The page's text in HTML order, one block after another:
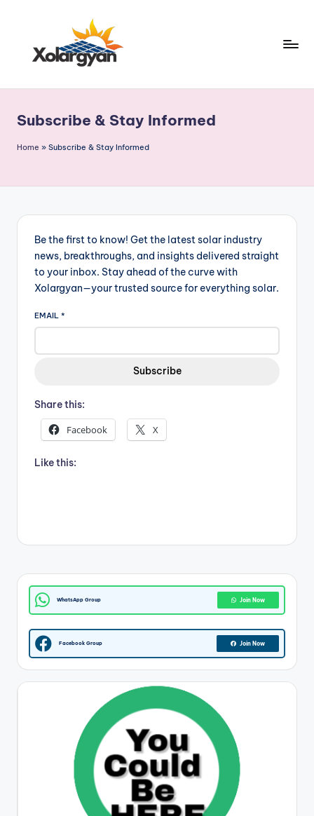
content
l
a
y
n.
o
m
Subscribe & Stay Informed
Home » Subscribe & Stay Informed
Be the first to know! Get the latest solar industry
news, breakthroughs, and insights delivered straight
to your inbox. Stay ahead of the curve with
Xolargyan—your trusted source for everything solar.
EMAIL *
Subscribe
Share this:
Facebook X
Like this:
WhatsApp Group Join Now
Facebook Group Join Now